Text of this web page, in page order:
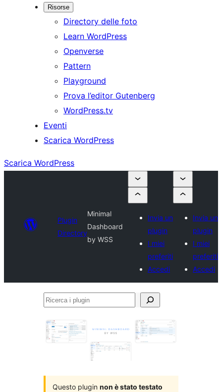
Risorse
Directory delle foto
Learn WordPress
Openverse
Pattern
Playground
Prova l’editor Gutenberg
WordPress.tv
Eventi
Scarica WordPress
Scarica WordPress
Plugin
Directory
Minimal
Dashboard
by WSS
Invia un
plugin
I miei
preferiti
Accedi
Invia un
plugin
I miei
preferiti
Accedi
Ricerca
plugin
Questo plugin non è stato testato